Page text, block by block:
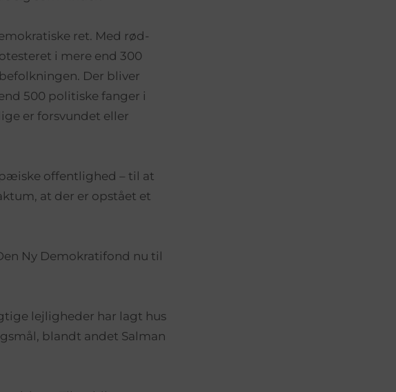
ret. Med rød-
i mere end 300
Der bliver
500 politiske fanger i
er forsvundet eller
offentlighed – til at
at der er opstået et
Ny Demokratifond nu til
lejligheder har lagt hus
blandt andet Salman